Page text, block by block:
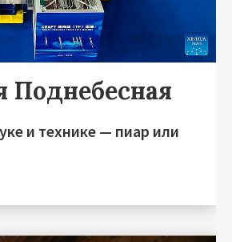
Поднебесная
и технике — пиар или